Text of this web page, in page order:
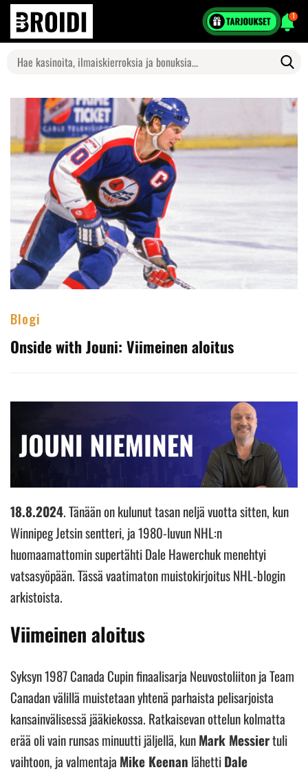
1
Search
Blogi
Onside with Jouni: Viimeinen aloitus
18.8.2024. Tänään on kulunut tasan neljä vuotta sitten, kun
Winnipeg Jetsin sentteri, ja 1980-luvun NHL:n
huomaamattomin supertähti Dale Hawerchuk menehtyi
vatsasyöpään. Tässä vaatimaton muistokirjoitus NHL-blogin
arkistoista.
Viimeinen aloitus
Syksyn 1987 Canada Cupin finaalisarja Neuvostoliiton ja Team
Canadan välillä muistetaan yhtenä parhaista pelisarjoista
kansainvälisessä jääkiekossa. Ratkaisevan ottelun kolmatta
erää oli vain runsas minuutti jäljellä, kunMark Messiertuli
vaihtoon, ja valmentaja Mike Keenan lähettiDale